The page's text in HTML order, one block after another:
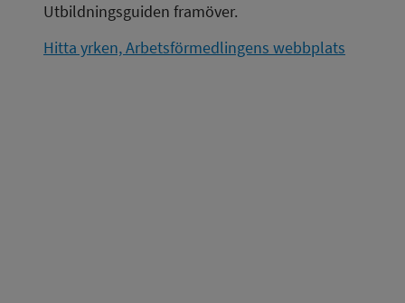
Utbildningsguiden framöver.
Hitta yrken, Arbetsförmedlingens webbplats